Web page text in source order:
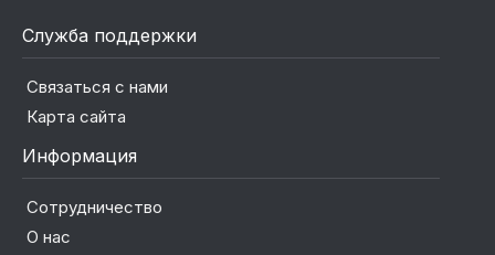
Служба поддержки
Связаться с нами
Карта сайта
Информация
Сотрудничество
О нас